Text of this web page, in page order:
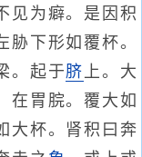
见为癖。是因积
下形如覆杯。
。起于脐上。大
在胃脘。覆大如
大杯。肾积曰奔